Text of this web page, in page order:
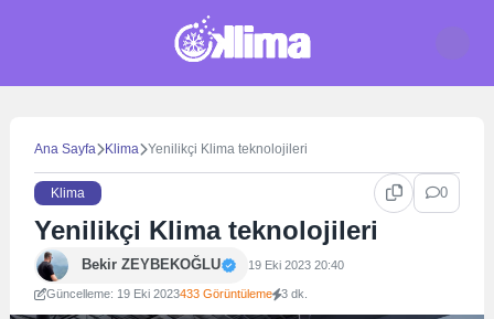
Ana Sayfa Klima Yenilikçi Klima teknolojileri
Klima 0
Yenilikçi Klima teknolojileri
Bekir ZEYBEKOĞLU 19 Eki 2023 20:40
Güncelleme: 19 Eki 2023433 Görüntüleme 3 dk.